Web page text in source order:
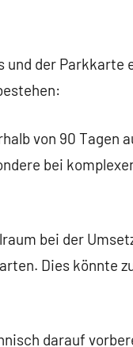
und der Parkkarte
von 90 Tagen
bei
bei der
Dies könnte
darauf